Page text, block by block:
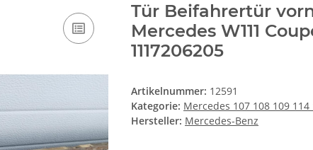
Tür Beifahrertür
Mercedes W111
1117206205
Artikelnummer: 12591
Kategorie: Mercedes 107 108 109 114
Hersteller: Mercedes-Benz